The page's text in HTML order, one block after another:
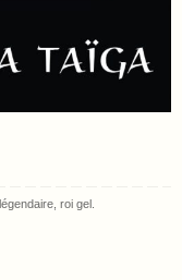
légendaire, roi gel